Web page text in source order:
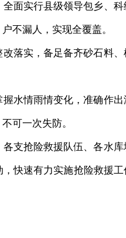
实行县级领导包乡、科
不漏人，实现全覆盖。
实，备足备齐砂石料、
情雨情变化，准确作出
可一次失防。
抢险救援队伍、各水库
快速有力实施抢险救援